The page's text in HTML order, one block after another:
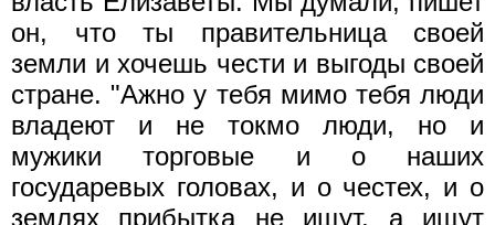
он, что ты правительница своей
земли и хочешь чести и выгоды своей
стране. "Ажно у тебя мимо тебя люди
владеют и не токмо люди, но и
мужики торговые и о наших
государевых головах, и о честех, и о
землях прибытка не ищут, а ищут